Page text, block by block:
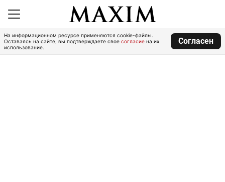
На информационном ресурсе применяются cookie-файлы.
Оставаясь на сайте, вы подтверждаете свое согласие на их
использование.
Согласен